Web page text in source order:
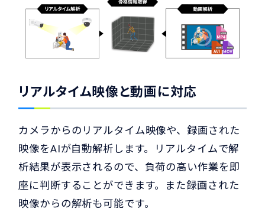
リアルタイム映像と動画に対応
カメラからのリアルタイム映像や、録画された
映像をAIが自動解析します。リアルタイムで解
析結果が表示されるので、負荷の高い作業を即
座に判断することができます。また録画された
映像からの解析も可能です。